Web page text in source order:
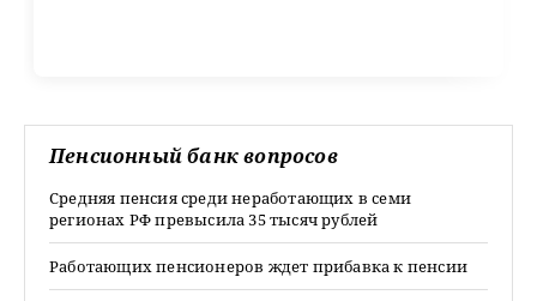
Пенсионный банк вопросов
Средняя пенсия среди неработающих в семи
регионах РФ превысила 35 тысяч рублей
Работающих пенсионеров ждет прибавка к пенсии